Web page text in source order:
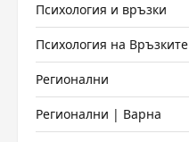
Психология и връзки
Психология на Връзките
Регионални
Регионални | Варна